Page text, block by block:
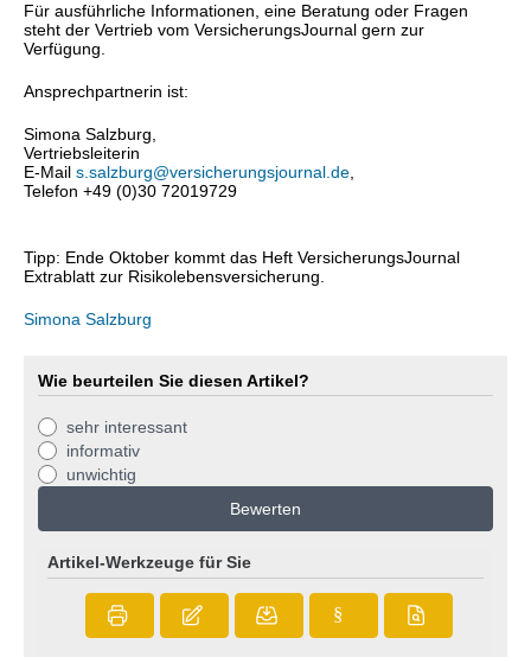
Für ausführliche Informationen, eine Beratung oder Fragen
steht der Vertrieb vom VersicherungsJournal gern zur
Verfügung.
Ansprechpartnerin ist:
Simona Salzburg,
Vertriebsleiterin
E-Mail s.salzburg@versicherungsjournal.de
Telefon +49 (0)30 72019729
Tipp: Ende Oktober kommt das Heft VersicherungsJournal
Extrablatt zur Risikolebensversicherung.
Simona Salzburg
Wie beurteilen Sie diesen Artikel?
sehr interessant
informativ
unwichtig
Bewerten
Artikel-Werkzeuge für Sie
§